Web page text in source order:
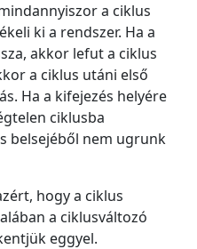
a ciklus
ki a rendszer. Ha a
akkor lefut a ciklus
a ciklus utáni első
Ha a kifejezés helyére
ciklusba
belsejéből nem ugrunk
hogy a ciklus
a ciklusváltozó
eggyel.